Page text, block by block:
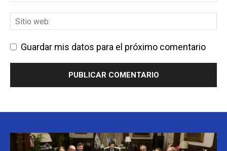
Guardar mis datos para el próximo comentario